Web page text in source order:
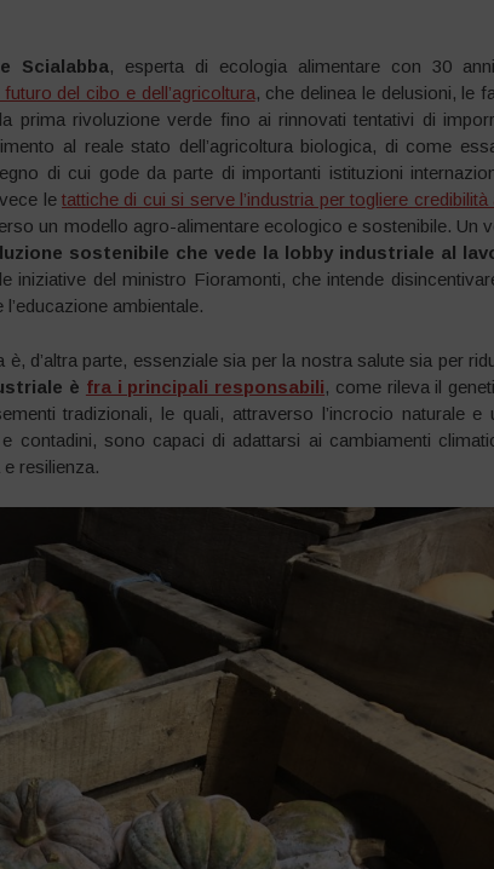
Scialabba, esperta di ecologia alimentare con 30
del cibo e dell’agricoltura, che delinea le delusioni, le
prima rivoluzione verde fino ai rinnovati tentativi di
al reale stato dell’agricoltura biologica, di come
di cui gode da parte di importanti istituzioni
letattiche di cui si serve l’industria per togliere credibilità
un modello agro-alimentare ecologico e sostenibile. Un
sostenibile che vede la lobby industriale al
del ministro Fioramonti, che intende
ambientale.
d’altra parte, essenziale sia per la nostra salute sia per
è fra i principali responsabili, come rileva il
tradizionali, le quali, attraverso l’incrocio naturale e
contadini, sono capaci di adattarsi ai cambiamenti
resilienza.